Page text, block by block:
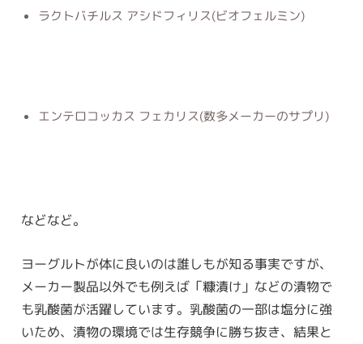
ラクトバチルス アシドフィリス(ビオフェルミン)
エンテロコッカス フェカリス(数多メーカーのサプリ)
などなど。
ヨーグルトが体に良いのは誰しもが知る事実ですが、
メーカー製品以外でも例えば「糠漬け」などの漬物で
も乳酸菌が活躍しています。乳酸菌の一部は塩分に強
いため、漬物の環境では生存競争に勝ち抜き、結果と